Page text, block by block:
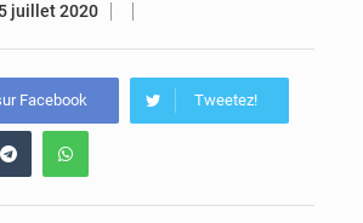
5 juillet 2020
Facebook Tweetez!